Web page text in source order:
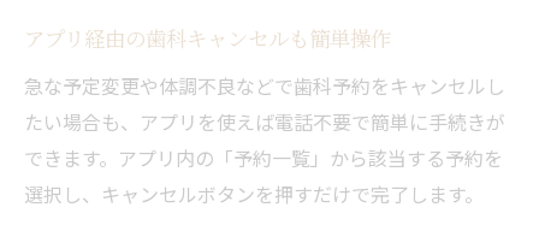
アプリ経由の歯科キャンセルも簡単操作
急な予定変更や体調不良などで歯科予約をキャンセルし
たい場合も、アプリを使えば電話不要で簡単に手続きが
できます。アプリ内の「予約一覧」から該当する予約を
選択し、キャンセルボタンを押すだけで完了します。